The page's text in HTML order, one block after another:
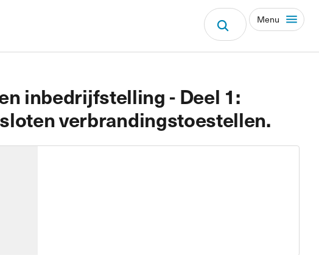
Menu
inbedrijfstelling - Deel 1:
verbrandingstoestellen.